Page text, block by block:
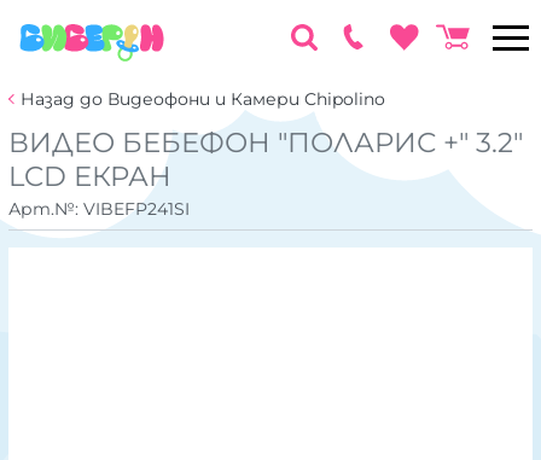
Назад до Видеофони и Камери Chipolino
ВИДЕО БЕБЕФОН "ПОЛАРИС +" 3.2"
LCD ЕКРАН
Арт.№: VIBEFP241SI